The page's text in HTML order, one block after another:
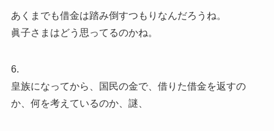
あくまでも借金は踏み倒すつもりなんだろうね。
眞子さまはどう思ってるのかね。
6.
皇族になってから、国民の金で、借りた借金を返すの
か、何を考えているのか、謎、